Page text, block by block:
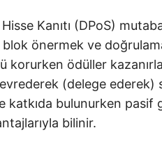
Kanıtı (DPoS)
blok önermek ve
korurken ödüller
(delege ederek)
bulunurken pasif
bilinir.